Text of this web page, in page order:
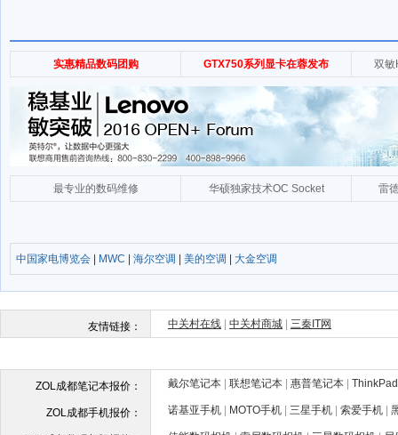
中国家电博览会 MWC 海尔空调 美的空调 大金空调
ZOL成都笔记本报价： 戴尔笔记本 联想笔记本 惠普笔记本
ZOL成都手机报价： 诺基亚手机 MOTO手机 三星手机 索爱手机